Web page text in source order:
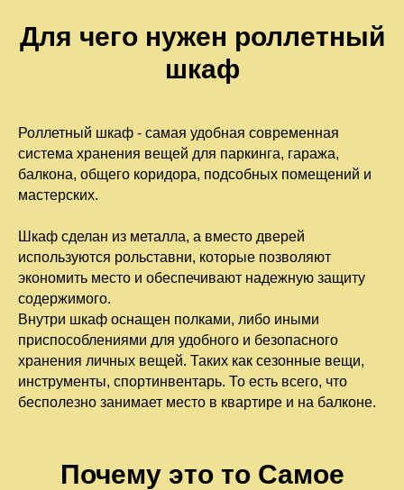
Для чего нужен роллетный
шкаф
Роллетный шкаф - самая удобная современная
система хранения вещей для паркинга, гаража,
балкона, общего коридора, подсобных помещений и
мастерских.
Шкаф сделан из металла, а вместо дверей
используются рольставни, которые позволяют
экономить место и обеспечивают надежную защиту
содержимого.
Внутри шкаф оснащен полками, либо иными
приспособлениями для удобного и безопасного
хранения личных вещей. Таких как сезонные вещи,
инструменты, спортинвентарь. То есть всего, что
бесполезно занимает место в квартире и на балконе.
Почему это то Самое